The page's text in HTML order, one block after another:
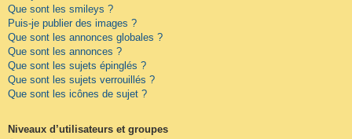
Que sont les smileys ?
Puis-je publier des images ?
Que sont les annonces globales ?
Que sont les annonces ?
Que sont les sujets épinglés ?
Que sont les sujets verrouillés ?
Que sont les icônes de sujet ?
Niveaux d’utilisateurs et groupes